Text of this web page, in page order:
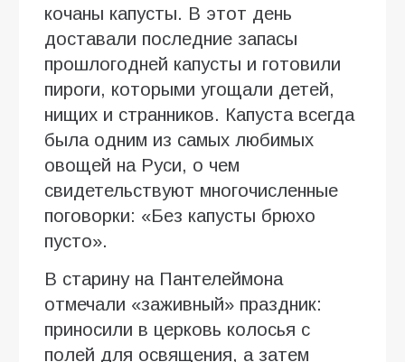
кочаны капусты. В этот день
доставали последние запасы
прошлогодней капусты и готовили
пироги, которыми угощали детей,
нищих и странников. Капуста всегда
была одним из самых любимых
овощей на Руси, о чем
свидетельствуют многочисленные
поговорки: «Без капусты брюхо
пусто».
В старину на Пантелеймона
отмечали «заживный» праздник:
приносили в церковь колосья с
полей для освящения, а затем